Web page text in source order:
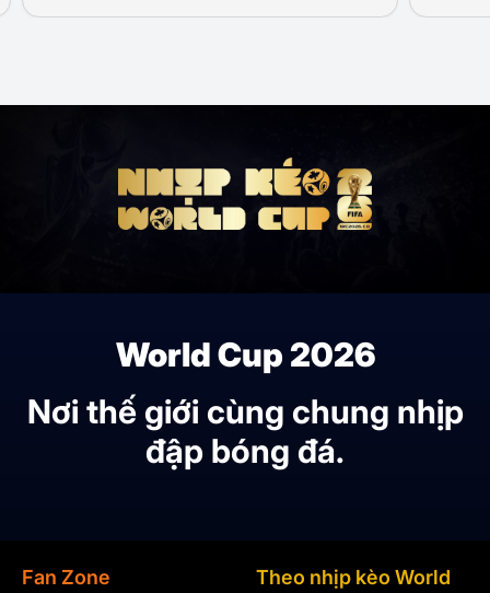
World Cup 2026
Nơi thế giới cùng chung nhịp
đập bóng đá.
Fan Zone Theo nhịp kèo World